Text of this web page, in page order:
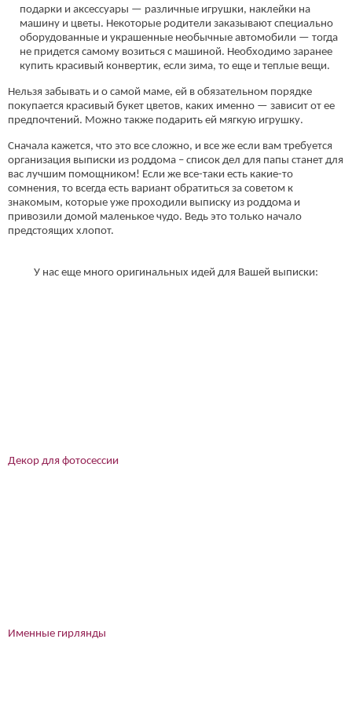
подарки и аксессуары — различные игрушки, наклейки на
машину и цветы. Некоторые родители заказывают специально
оборудованные и украшенные необычные автомобили — тогда
не придется самому возиться с машиной. Необходимо заранее
купить красивый конвертик, если зима, то еще и теплые вещи.
Нельзя забывать и о самой маме, ей в обязательном порядке
покупается красивый букет цветов, каких именно — зависит от ее
предпочтений. Можно также подарить ей мягкую игрушку.
Сначала кажется, что это все сложно, и все же если вам требуется
организация выписки из роддома – список дел для папы станет для
вас лучшим помощником! Если же все-таки есть какие-то
сомнения, то всегда есть вариант обратиться за советом к
знакомым, которые уже проходили выписку из роддома и
привозили домой маленькое чудо. Ведь это только начало
предстоящих хлопот.
У нас еще много оригинальных идей для Вашей выписки:
Декор для фотосессии
Именные гирлянды